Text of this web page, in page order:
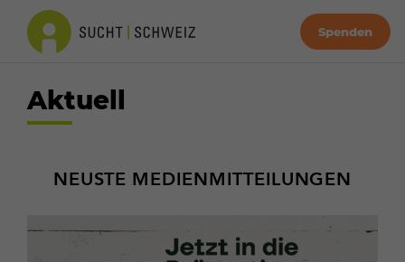
Spenden
Aktuell
NEUSTE MEDIENMITTEILUNGEN